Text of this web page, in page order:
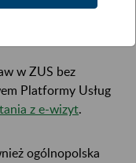
do piątku, ZUS
w ZUS bez
Platformy Usług
z e-wizyt.
ogólnopolska